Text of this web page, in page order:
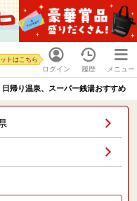
ログイン
トはこちら
履歴 メニュー
帰り温泉、スーパー銭湯おすすめ